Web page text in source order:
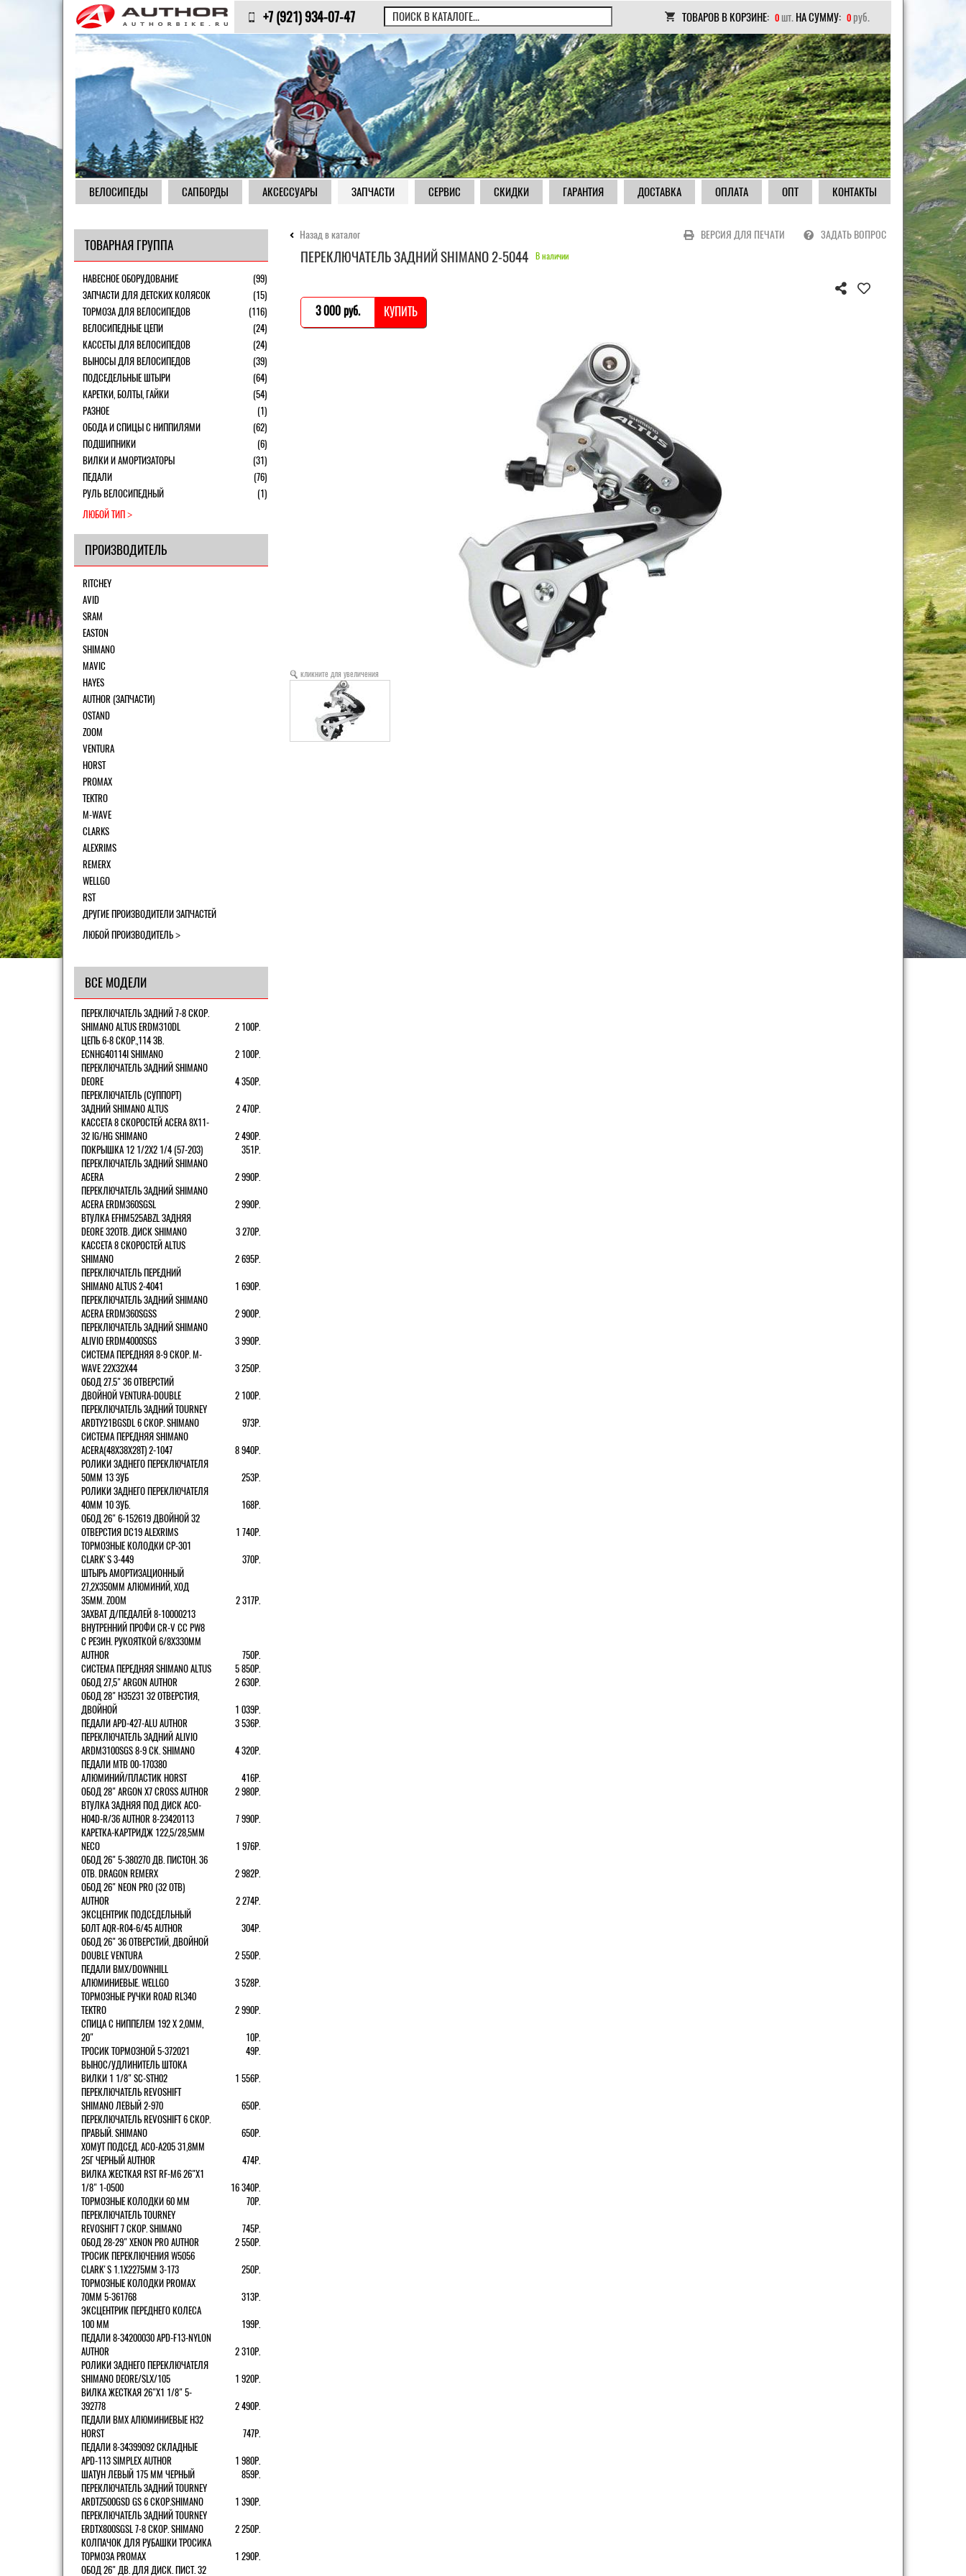
+7 (921) 934-07-47 ТОВАРОВ В КОРЗИНЕ: 0 шт. НА СУММУ: 0 руб.
ВЕЛОСИПЕДЫ САПБОРДЫ АКСЕССУАРЫ ЗАПЧАСТИ СЕРВИС СКИДКИ ГАРАНТИЯ ДОСТАВКА ОПЛАТА ОПТ КОНТАКТЫ
Назад в каталог ВЕРСИЯ ДЛЯ ПЕЧАТИ ЗАДАТЬ ВОПРОС
ПЕРЕКЛЮЧАТЕЛЬ ЗАДНИЙ SHIMANO 2-5044 В наличии
3 000 pуб. КУПИТЬ
кликните для увеличения
ТОВАРНАЯ ГРУППА
НАВЕСНОЕ ОБОРУДОВАНИЕ
(99)
ЗАПЧАСТИ ДЛЯ ДЕТСКИХ КОЛЯСОК
(15)
ТОРМОЗА ДЛЯ ВЕЛОСИПЕДОВ
(116)
ВЕЛОСИПЕДНЫЕ ЦЕПИ
(24)
КАССЕТЫ ДЛЯ ВЕЛОСИПЕДОВ
(24)
ВЫНОСЫ ДЛЯ ВЕЛОСИПЕДОВ
(39)
ПОДСЕДЕЛЬНЫЕ ШТЫРИ
(64)
КАРЕТКИ, БОЛТЫ, ГАЙКИ
(54)
РАЗНОЕ
(1)
ОБОДА И СПИЦЫ С НИППИЛЯМИ
(62)
ПОДШИПНИКИ
(6)
ВИЛКИ И АМОРТИЗАТОРЫ
(31)
ПЕДАЛИ
(76)
РУЛЬ ВЕЛОСИПЕДНЫЙ
(1)
ЛЮБОЙ ТИП
ПРОИЗВОДИТЕЛЬ
RITCHEY
AVID
SRAM
EASTON
SHIMANO
MAVIC
HAYES
AUTHOR (ЗАПЧАСТИ)
OSTAND
ZOOM
VENTURA
HORST
PROMAX
TEKTRO
M-WAVE
CLARKS
ALEXRIMS
REMERX
WELLGO
RST
ДРУГИЕ ПРОИЗВОДИТЕЛИ ЗАПЧАСТЕЙ
ЛЮБОЙ ПРОИЗВОДИТЕЛЬ
ВСЕ МОДЕЛИ
ПЕРЕКЛЮЧАТЕЛЬ ЗАДНИЙ 7-8 СКОР.
SHIMANO ALTUS ERDM310DL
2 100Р.
ЦЕПЬ 6-8 СКОР.,114 ЗВ.
ECNHG40114I SHIMANO
2 100Р.
ПЕРЕКЛЮЧАТЕЛЬ ЗАДНИЙ SHIMANO
DEORE
4 350Р.
ПЕРЕКЛЮЧАТЕЛЬ (СУППОРТ)
ЗАДНИЙ SHIMANO ALTUS
2 470Р.
КАССЕТА 8 СКОРОСТЕЙ ACERA 8Х11-
32 IG/HG SHIMANO
2 490Р.
ПОКРЫШКА 12 1/2X2 1/4 (57-203)
351Р.
ПЕРЕКЛЮЧАТЕЛЬ ЗАДНИЙ SHIMANO
ACERA
2 990Р.
ПЕРЕКЛЮЧАТЕЛЬ ЗАДНИЙ SHIMANO
ACERA ERDM360SGSL
2 990Р.
ВТУЛКА EFHM525ABZL ЗАДНЯЯ
DEORE 32ОТВ. ДИСК SHIMANO
3 270Р.
КАССЕТА 8 СКОРОСТЕЙ ALTUS
SHIMANO
2 695Р.
ПЕРЕКЛЮЧАТЕЛЬ ПЕРЕДНИЙ
SHIMANO ALTUS 2-4041
1 690Р.
ПЕРЕКЛЮЧАТЕЛЬ ЗАДНИЙ SHIMANO
ACERA ERDM360SGSS
2 900Р.
ПЕРЕКЛЮЧАТЕЛЬ ЗАДНИЙ SHIMANO
ALIVIO ERDM4000SGS
3 990Р.
СИСТЕМА ПЕРЕДНЯЯ 8-9 СКОР. M-
WAVE 22Х32Х44
3 250Р.
ОБОД 27.5" 36 ОТВЕРСТИЙ
ДВОЙНОЙ VENTURA-DOUBLE
2 100Р.
ПЕРЕКЛЮЧАТЕЛЬ ЗАДНИЙ TOURNEY
ARDTY21BGSDL 6 СКОР. SHIMANO
973Р.
СИСТЕМА ПЕРЕДНЯЯ SHIMANO
ACERA(48Х38Х28Т) 2-1047
8 940Р.
РОЛИКИ ЗАДНЕГО ПЕРЕКЛЮЧАТЕЛЯ
50ММ 13 ЗУБ
253Р.
РОЛИКИ ЗАДНЕГО ПЕРЕКЛЮЧАТЕЛЯ
40ММ 10 ЗУБ.
168Р.
ОБОД 26" 6-152619 ДВОЙНОЙ 32
ОТВЕРСТИЯ DC19 ALEXRIMS
1 740Р.
ТОРМОЗНЫЕ КОЛОДКИ CP-301
CLARK'S 3-449
370Р.
ШТЫРЬ АМОРТИЗАЦИОННЫЙ
27,2Х350ММ АЛЮМИНИЙ, ХОД
35ММ. ZOOM
2 317Р.
ЗАХВАТ Д/ПЕДАЛЕЙ 8-10000213
ВНУТРЕННИЙ ПРОФИ CR-V CC PW8
С РЕЗИН. РУКОЯТКОЙ 6/8X330ММ
AUTHOR
750Р.
СИСТЕМА ПЕРЕДНЯЯ SHIMANO ALTUS
5 850Р.
ОБОД 27,5" ARGON AUTHOR
2 630Р.
ОБОД 28" H35231 32 ОТВЕРСТИЯ,
ДВОЙНОЙ
1 039Р.
ПЕДАЛИ APD-427-ALU AUTHOR
3 536Р.
ПЕРЕКЛЮЧАТЕЛЬ ЗАДНИЙ ALIVIO
ARDM3100SGS 8-9 СК. SHIMANO
4 320Р.
ПЕДАЛИ MTB 00-170380
АЛЮМИНИЙ/ПЛАСТИК HORST
416Р.
ОБОД 28" ARGON X7 CROSS AUTHOR
2 980Р.
ВТУЛКА ЗАДНЯЯ ПОД ДИСК ACO-
H04D-R/36 AUTHOR 8-23420113
7 990Р.
КАРЕТКА-КАРТРИДЖ 122,5/28,5ММ
NECO
1 976Р.
ОБОД 26" 5-380270 ДВ. ПИСТОН. 36
ОТВ. DRAGON REMERX
2 982Р.
ОБОД 26" NEON PRO (32 ОТВ)
AUTHOR
2 274Р.
ЭКСЦЕНТРИК ПОДСЕДЕЛЬНЫЙ
БОЛТ AQR-R04-6/45 AUTHOR
304Р.
ОБОД 26" 36 ОТВЕРСТИЙ, ДВОЙНОЙ
DOUBLE VENTURA
2 550Р.
ПЕДАЛИ BMX/DOWNHILL
АЛЮМИНИЕВЫЕ. WELLGO
3 528Р.
ТОРМОЗНЫЕ РУЧКИ ROAD RL340
TEKTRO
2 990Р.
СПИЦА С НИППЕЛЕМ 192 Х 2,0ММ,
20"
10Р.
ТРОСИК ТОРМОЗНОЙ 5-372021
49Р.
ВЫНОС/УДЛИНИТЕЛЬ ШТОКА
ВИЛКИ 1 1/8" SC-STH02
1 556Р.
ПЕРЕКЛЮЧАТЕЛЬ REVOSHIFT
SHIMANO ЛЕВЫЙ 2-970
650Р.
ПЕРЕКЛЮЧАТЕЛЬ REVOSHIFT 6 СКОР.
ПРАВЫЙ. SHIMANO
650Р.
ХОМУТ ПОДСЕД. ACO-A205 31,8ММ
25Г ЧЕРНЫЙ AUTHOR
474Р.
ВИЛКА ЖЕСТКАЯ RST RF-M6 26"Х1
1/8" 1-0500
16 340Р.
ТОРМОЗНЫЕ КОЛОДКИ 60 ММ
70Р.
ПЕРЕКЛЮЧАТЕЛЬ TOURNEY
REVOSHIFT 7 СКОР. SHIMANO
745Р.
ОБОД 28-29" XENON PRO AUTHOR
2 550Р.
ТРОСИК ПЕРЕКЛЮЧЕНИЯ W5056
CLARK'S 1.1Х2275ММ 3-173
250Р.
ТОРМОЗНЫЕ КОЛОДКИ PROMAX
70ММ 5-361768
313Р.
ЭКСЦЕНТРИК ПЕРЕДНЕГО КОЛЕСА
100 ММ
199Р.
ПЕДАЛИ 8-34200030 APD-F13-NYLON
AUTHOR
2 310Р.
РОЛИКИ ЗАДНЕГО ПЕРЕКЛЮЧАТЕЛЯ
SHIMANO DEORE/SLX/105
1 920Р.
ВИЛКА ЖЕСТКАЯ 26"Х1 1/8" 5-
392778
2 490Р.
ПЕДАЛИ BMX АЛЮМИНИЕВЫЕ H32
HORST
747Р.
ПЕДАЛИ 8-34399092 СКЛАДНЫЕ
APD-113 SIMPLEX AUTHOR
1 980Р.
ШАТУН ЛЕВЫЙ 175 ММ ЧЕРНЫЙ
859Р.
ПЕРЕКЛЮЧАТЕЛЬ ЗАДНИЙ TOURNEY
ARDTZ500GSD GS 6 СКОР.SHIMANO
1 390Р.
ПЕРЕКЛЮЧАТЕЛЬ ЗАДНИЙ TOURNEY
ERDTX800SGSL 7-8 СКОР. SHIMANO
2 250Р.
КОЛПАЧОК ДЛЯ РУБАШКИ ТРОСИКА
ТОРМОЗА PROMAX
1 290Р.
ОБОД 26" ДВ. ДЛЯ ДИСК. ПИСТ. 32